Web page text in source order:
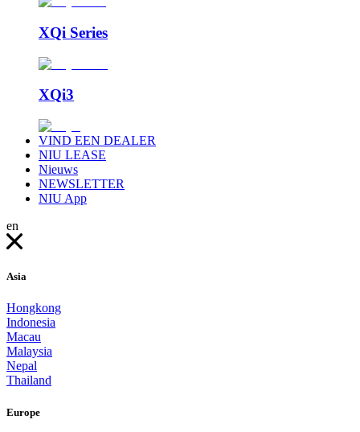
XQi Series
XQi3
VIND EEN DEALER
NIU LEASE
Nieuws
NEWSLETTER
NIU App
en
Asia
Hongkong
Indonesia
Macau
Malaysia
Nepal
Thailand
Europe